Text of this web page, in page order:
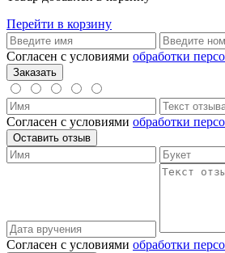
Перейти в корзину
Согласен с условиями обработки
Согласен с условиями обработки
Согласен с условиями обработки